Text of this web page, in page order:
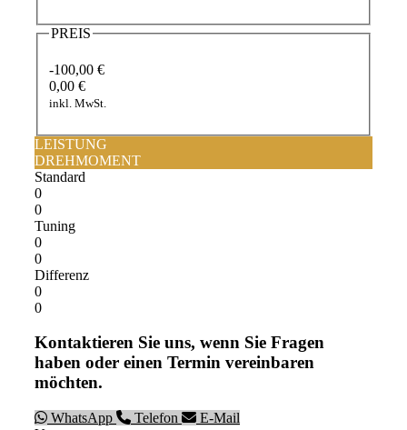
PREIS
-100,00 €
0,00 €
inkl. MwSt.
LEISTUNG
DREHMOMENT
Standard
0
0
Tuning
0
0
Differenz
0
0
Kontaktieren Sie uns, wenn Sie Fragen
haben oder einen Termin vereinbaren
möchten.
WhatsApp Telefon
E-Mail